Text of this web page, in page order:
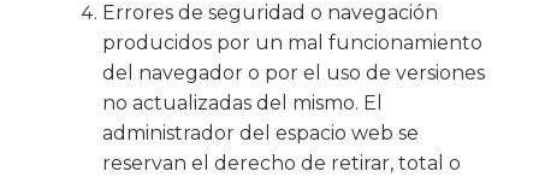
Errores de seguridad o navegación
producidos por un mal funcionamiento
del navegador o por el uso de versiones
no actualizadas del mismo. El
administrador del espacio web se
reservan el derecho de retirar, total o